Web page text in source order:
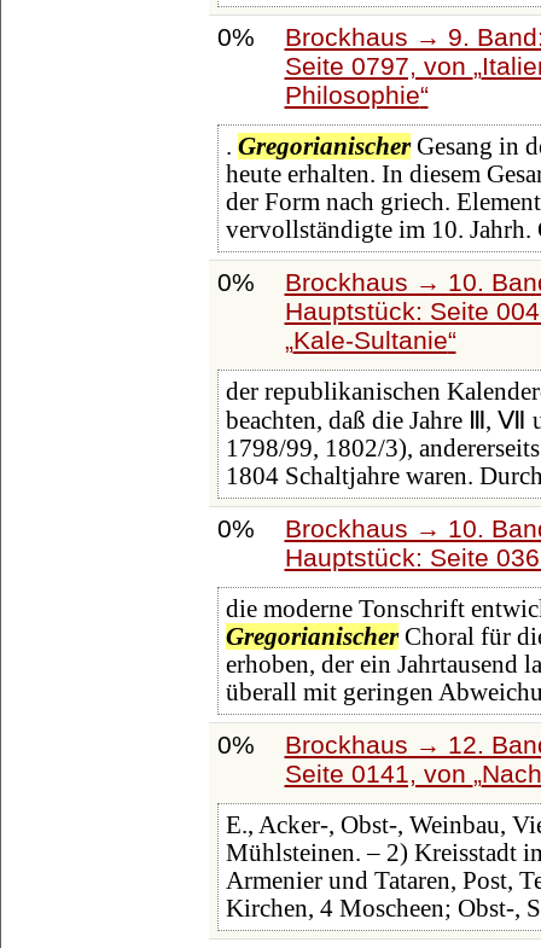
0%
Brockhaus → 9.
Seite 0797, von
Philosophie
. GregorianischerGesang in
heute erhalten. In diesem
der Form nach griech.
vervollständigte im 10. Jahrh.
0%
Brockhaus → 10.
Hauptstück: Seite
Kale-Sultanie
der republikanischen
beachten, daß die Jahre Ⅲ, Ⅶ
1798/99, 1802/3),
1804 Schaltjahre waren.
0%
Brockhaus → 10.
Hauptstück: Seite
die moderne Tonschrift
GregorianischerChoral für
erhoben, der ein Jahrtausend
überall mit geringen
0%
Brockhaus → 12.
Seite 0141, von
E., Acker-, Obst-, Weinbau,
Mühlsteinen. – 2) Kreisstadt
Armenier und Tataren, Post,
Kirchen, 4 Moscheen; Obst-,